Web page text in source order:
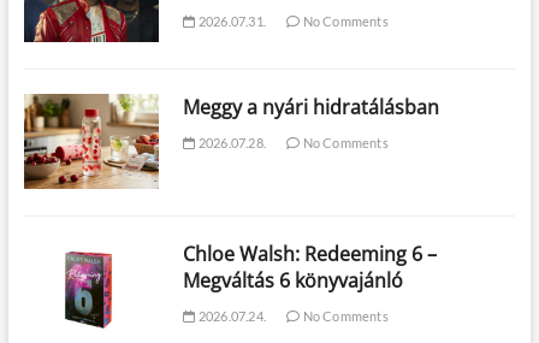
2026.07.31. No Comments
Meggy a nyári hidratálásban
2026.07.28. No Comments
Chloe Walsh: Redeeming 6 –
Megváltás 6 könyvajánló
2026.07.24. No Comments